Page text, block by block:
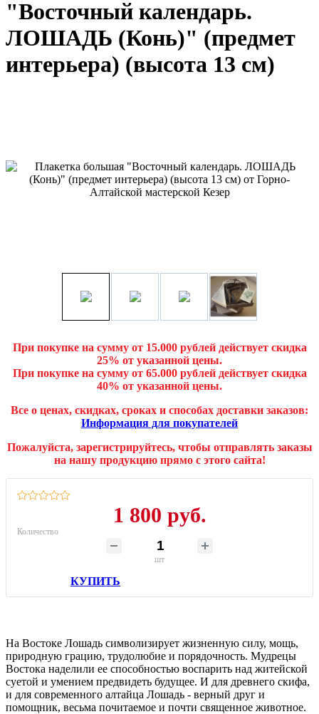
"Восточный календарь.
ЛОШАДЬ (Конь)" (предмет
интерьера) (высота 13 см)
При покупке на сумму от 15.000 рублей действует скидка
25% от указанной цены.
При покупке на сумму от 65.000 рублей действует скидка
40% от указанной цены.
Все о ценах, скидках, сроках и способах доставки заказов:
Информация для покупателей
Пожалуйста, зарегистрируйтесь, чтобы отправлять заказы
на нашу продукцию прямо с этого сайта!
1 800 руб.
Количество
шт
КУПИТЬ
На Востоке Лошадь символизирует жизненную силу, мощь,
природную грацию, трудолюбие и порядочность. Мудрецы
Востока наделили ее способностью воспарить над житейской
суетой и умением предвидеть будущее. И для древнего скифа,
и для современного алтайца Лошадь - верный друг и
помощник, весьма почитаемое и почти священное животное.